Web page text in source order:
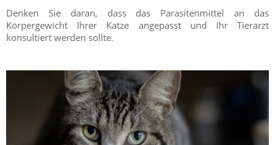
Denken Sie daran, dass das Parasitenmittel an das
Körpergewicht Ihrer Katze angepasst und Ihr Tierarzt
konsultiert werden sollte.